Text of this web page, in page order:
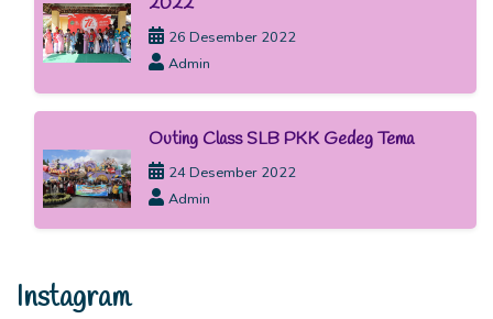
26 Desember 2022
Admin
Outing Class SLB PKK Gedeg Tema
24 Desember 2022
Admin
Instagram